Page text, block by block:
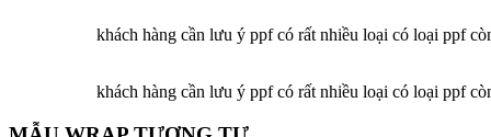
khách hàng cần lưu ý ppf có rất nhiều loại có loại ppf
khách hàng cần lưu ý ppf có rất nhiều loại có loại ppf